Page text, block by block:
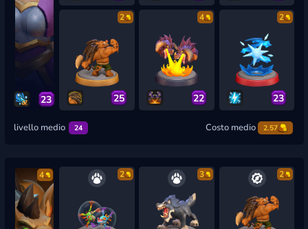
23
2
25
4
22
2
23
livello medio 24 Costo medio 2.57
4 2 3 2